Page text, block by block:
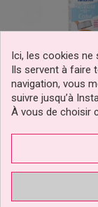
Bombe Spray
100 Ml
Ici, les cookies ne
Ils servent à faire
navigation, vous
suivre jusqu’à
À vous de choisir